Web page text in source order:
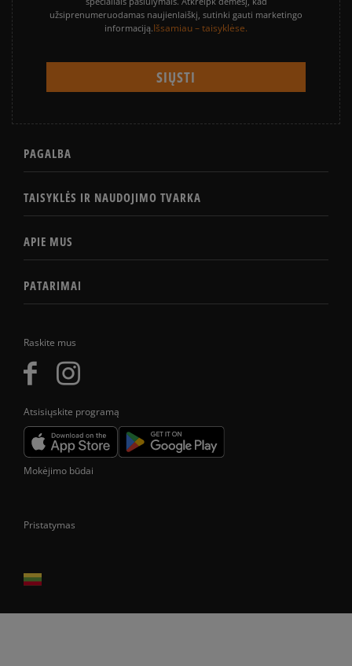
Raskite mus
Atsisiųskite programą
užsiprenumeruodamas naujienlaiškį, sutinki gauti marketingo
informaciją.Išsamiau – taisyklėse.
PAGALBA
TAISYKLĖS IR NAUDOJIMO TVARKA
APIE MUS
PATARIMAI
Mokėjimo būdai
Pristatymas